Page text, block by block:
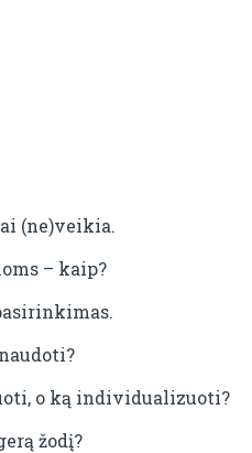
(ne)veikia.
– kaip?
o ką individualizuoti?
žodį?